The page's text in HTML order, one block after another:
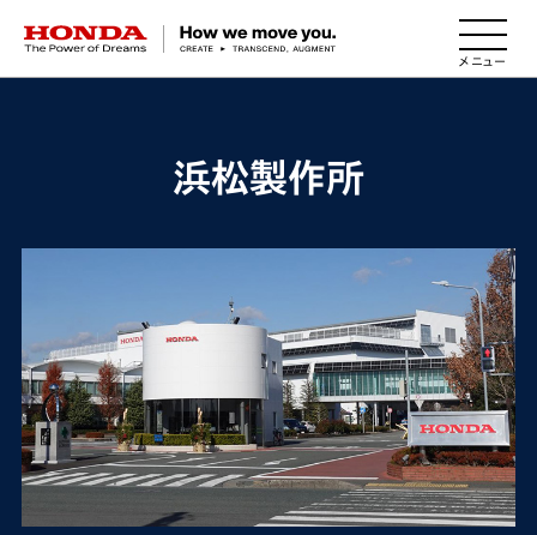
HONDA The Power of Dreams
浜松製作所